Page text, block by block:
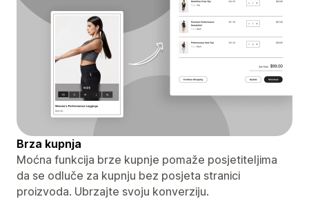
Brza kupnja
Moćna funkcija brze kupnje pomaže posjetiteljima
da se odluče za kupnju bez posjeta stranici
proizvoda. Ubrzajte svoju konverziju.